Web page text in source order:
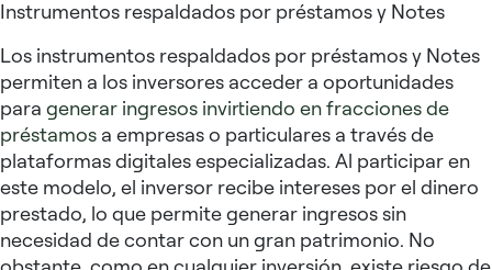
Instrumentos respaldados por préstamos y Notes
Los instrumentos respaldados por préstamos y Notes
permiten a los inversores acceder a oportunidades
para generar ingresos invirtiendo en fracciones de
préstamos a empresas o particulares a través de
plataformas digitales especializadas. Al participar en
este modelo, el inversor recibe intereses por el dinero
prestado, lo que permite generar ingresos sin
necesidad de contar con un gran patrimonio. No